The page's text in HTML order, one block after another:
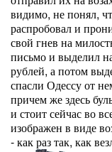
видимо, не понял,
распробовал и
свой гнев на
письмо и выделил
рублей, а потом
спасли Одессу от
причем же здесь
и стоит сейчас во
изображен в виде
- как раз так, как